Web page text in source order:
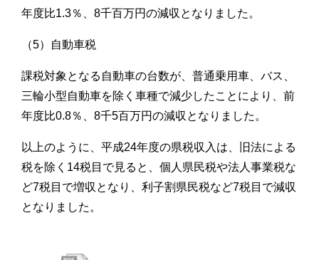
年度比1.3％、8千百万円の減収となりました。
（5）自動車税
課税対象となる自動車の台数が、普通乗用車、バス、
三輪小型自動車を除く車種で減少したことにより、前
年度比0.8％、8千5百万円の減収となりました。
以上のように、平成24年度の県税収入は、旧法による
税を除く14税目で見ると、個人県民税や法人事業税な
ど7税目で増収となり、利子割県民税など7税目で減収
となりました。